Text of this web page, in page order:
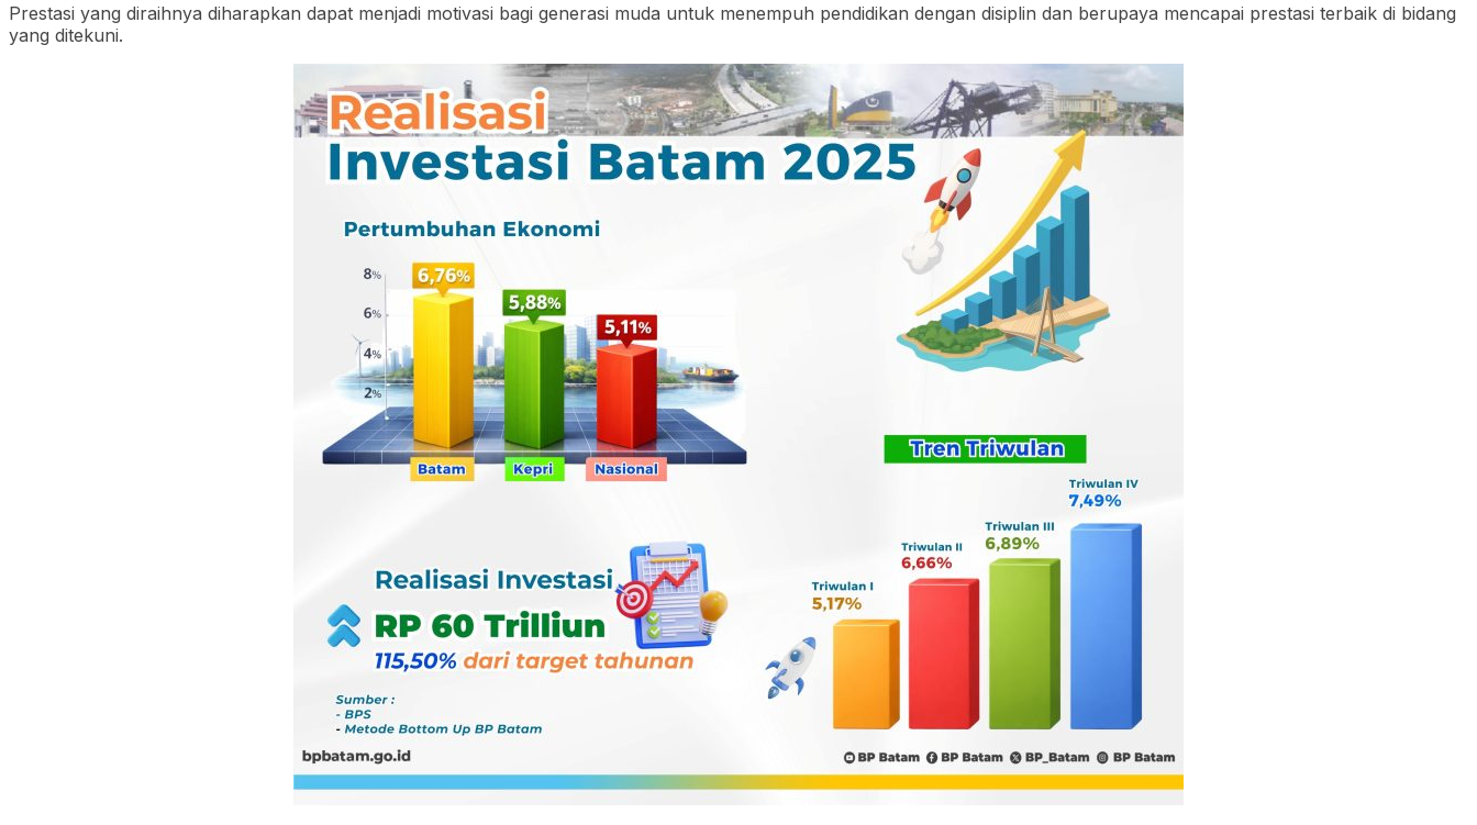
Prestasi yang diraihnya diharapkan dapat menjadi motivasi bagi generasi muda untuk menempuh pendidikan dengan disiplin dan berupaya mencapai prestasi terbaik di bidang
yang ditekuni.